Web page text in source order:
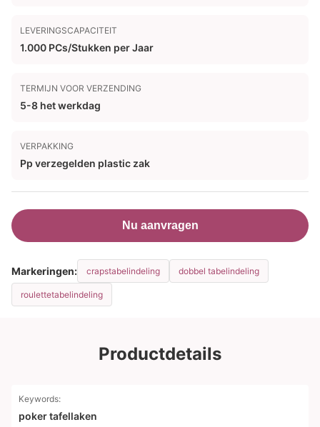
LEVERINGSCAPACITEIT
1.000 PCs/Stukken per Jaar
TERMIJN VOOR VERZENDING
5-8 het werkdag
VERPAKKING
Pp verzegelden plastic zak
Nu aanvragen
Markeringen: crapstabelindeling dobbel tabelindeling
roulettetabelindeling
Productdetails
Keywords:
poker tafellaken